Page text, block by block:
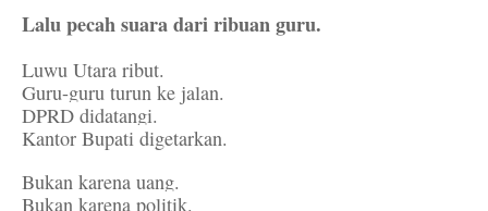
Lalu pecah suara dari ribuan guru.
Luwu Utara ribut.
Guru-guru turun ke jalan.
DPRD didatangi.
Kantor Bupati digetarkan.
Bukan karena uang.
Bukan karena politik.